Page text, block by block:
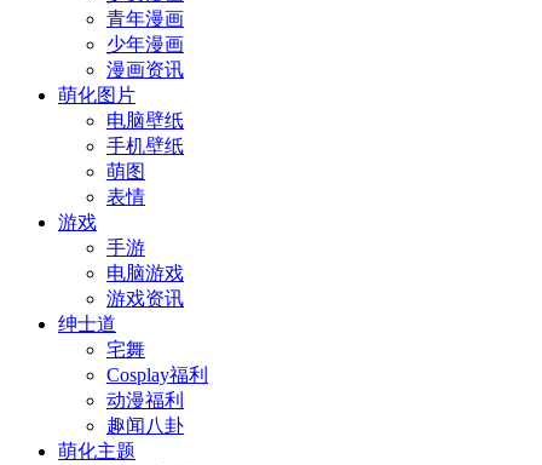
青年漫画
少年漫画
漫画资讯
萌化图片
电脑壁纸
手机壁纸
萌图
表情
游戏
手游
电脑游戏
游戏资讯
绅士道
宅舞
Cosplay福利
动漫福利
趣闻八卦
萌化主题